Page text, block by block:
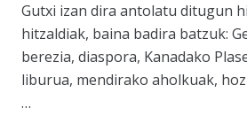
Gutxi izan dira antolatu ditugun
hitzaldiak, baina badira batzuk:
berezia, diaspora, Kanadako
liburua, mendirako aholkuak,
…